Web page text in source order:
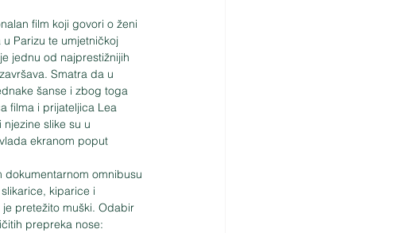
film koji govori o ženi
Parizu te umjetničkoj
jednu od najprestižnijih
Smatra da u
šanse i zbog toga
filma i prijateljica Lea
slike su u
ekranom poput
dokumentarnom omnibusu
kiparice i
je pretežito muški. Odabir
prepreka nose: